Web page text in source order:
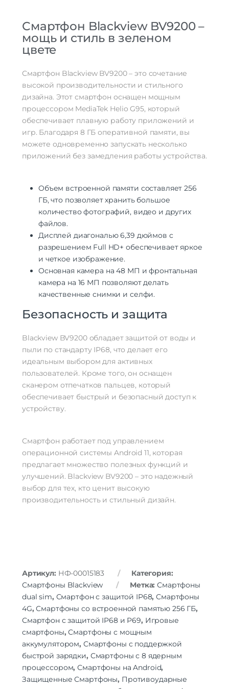
Стандарт связи/интернет
Количество сим карт
Стандарт Wi-Fi
Интернет
Процессор
MediaTek Helio G96
Количество ядер
процессора
количество ядер: 8 | частоты ядер:
2хCortex-A76 до 2.05 ГГц + 6хCortex-
Количество тыловых камер
Разрешение основной
Функции камеры
широкоугольный объектив |
фронтальная вспышка
Особенности камеры
Samsung ISOCELL JN1 | f1,8 | 2K
Аккумулятор
Емкость аккумулятора
5000 мАч
Время работы
Интерфейсы/разъемы
Тип разъема для зарядки
Выход на наушники
USB Type-C
Версия Bluetooth
Питание
Функции зарядки
беспроводная зарядка | быстрая
Оперативная Память
Смартфон Blackview BV9200 –
мощь и стиль в зеленом
цвете
Смартфон Blackview BV9200 – это сочетание
высокой производительности и стильного
дизайна. Этот смартфон оснащен мощным
процессором MediaTek Helio G95, который
обеспечивает плавную работу приложений и
игр. Благодаря 8 ГБ оперативной памяти, вы
можете одновременно запускать несколько
приложений без замедления работы устройства.
Объем встроенной памяти составляет 256
ГБ, что позволяет хранить большое
количество фотографий, видео и других
файлов.
Дисплей диагональю 6,39 дюймов с
разрешением Full HD+ обеспечивает яркое
и четкое изображение.
Основная камера на 48 МП и фронтальная
камера на 16 МП позволяют делать
качественные снимки и селфи.
Безопасность и защита
Blackview BV9200 обладает защитой от воды и
пыли по стандарту IP68, что делает его
идеальным выбором для активных
пользователей. Кроме того, он оснащен
сканером отпечатков пальцев, который
обеспечивает быстрый и безопасный доступ к
устройству.
Смартфон работает под управлением
операционной системы Android 11, которая
предлагает множество полезных функций и
улучшений. Blackview BV9200 – это надежный
выбор для тех, кто ценит высокую
производительность и стильный дизайн.
Артикул: НФ-00015183
Категория:
Смартфоны Blackview
Метка:Смартфоны
dual sim, Смартфон с защитой IP68,Смартфоны
4G,Смартфоны со встроенной памятью 256 ГБ,
Смартфон с защитой IP68 и P69, Игровые
смартфоны,Смартфоны с мощным
аккумулятором, Смартфоны с поддержкой
быстрой зарядки, Смартфоны с 8 ядерным
процессором,Смартфоны на Android,
Защищенные Смартфоны, Противоударные